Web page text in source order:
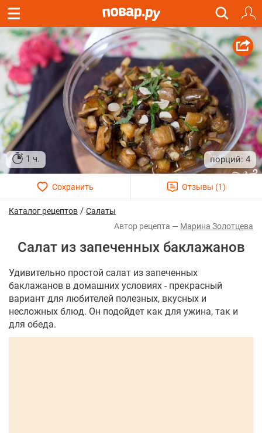
1 ч. 4
Каталог рецептов / Салаты
Марина Золотцева
Салат из запеченных баклажанов
Удивительно простой салат из запеченных
баклажанов в домашних условиях - прекрасный
вариант для любителей полезных, вкусных и
несложных блюд. Он подойдет как для ужина, так и
для обеда.